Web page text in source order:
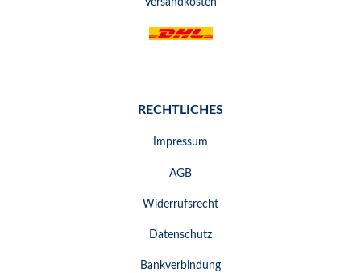
RECHTLICHES
Impressum
AGB
Widerrufsrecht
Datenschutz
Bankverbindung